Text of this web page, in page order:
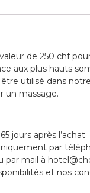
de 250 chf
aux plus hauts
utilisé dans
un massage.
jours après l’achat
par
par mail à
et nos